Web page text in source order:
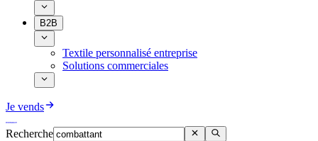
B2B
Textile personnalisé entreprise
Solutions commerciales
Je vends
Recherche